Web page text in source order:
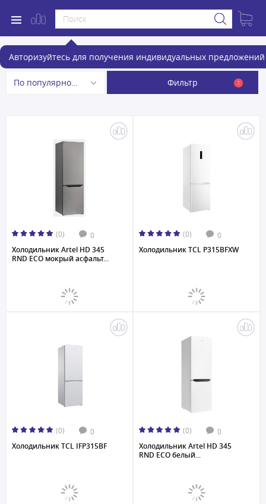
Авторизуйтесь для получения индивидуальных предложений
Холодильники
По популярности Фильтр 1
(0) 0
Холодильник Artel HD 345
RND ECO мокрый асфальт...
(0) 0
Холодильник TCL P315BFXW
(0) 0
Холодильник TCL IFP315BF
(0) 0
Холодильник Artel HD 345
RND ECO белый...